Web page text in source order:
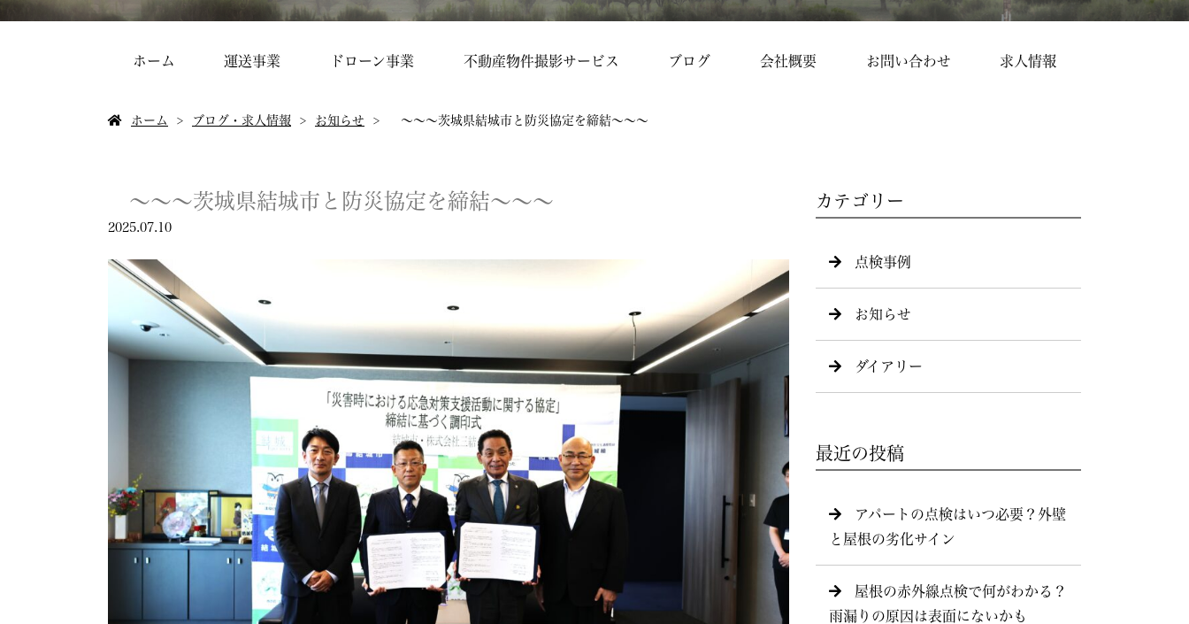
ホーム 運送事業 ドローン事業 不動産物件撮影サービス ブログ 会社概要 お問い合わせ 求人情報
ホーム ブログ・求人情報 お知らせ ～～～茨城県結城市と防災協定を締結～～～
～～～茨城県結城市と防災協定を締結～～～
2025.07.10
カテゴリー
点検事例
お知らせ
ダイアリー
最近の投稿
アパートの点検はいつ必要？外壁
と屋根の劣化サイン
屋根の赤外線点検で何がわかる？
雨漏りの原因は表面にないかも